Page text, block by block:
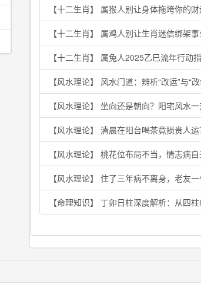
【十二生肖】 属猴人别让身体拖垮你的
【十二生肖】 属鸡人别让生肖迷信绑架
【十二生肖】 属兔人2025乙巳流年行动
【风水理论】 风水门道：辨析“改运”与“
【风水理论】 坐向还是朝向？阳宅风水
【风水理论】 清晨在阳台喝茶竟损贵人
【风水理论】 桃花位布局不当，情志病
【风水理论】 住了三年病不离身，老友
【命理知识】 丁卯日柱深度解析：从四